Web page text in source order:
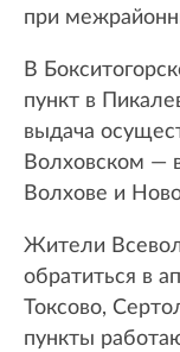
при
В
пункт в
выдача
Волховском —
Волхове и
Жители
обратиться в
Токсово,
пункты